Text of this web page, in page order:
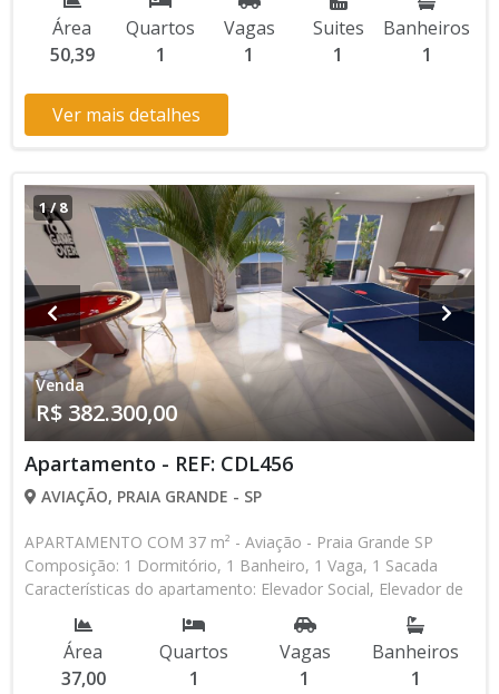
Individual, Piscina, Sauna, Salão de Jogos, Salão de Festas,
Espaço Kids, Espaço Gourmet, Academia, Churrasqueira
Aceita Financiamento Bancário Lançamento, Em Obras
valores e disponibilidade podem ser alterados sem prévio
aviso. Favor verificar entrando em contato com nossa equipe
Área
50,39
Quartos
1
Vagas
1
Suites
1
Banheiros
1
Ver mais detalhes
1/8
Venda
R$ 382.300,00
Apartamento - REF: CDL456
AVIAÇÃO, PRAIA GRANDE - SP
APARTAMENTO COM 37 m² - Aviação - Praia Grande SP
Composição: 1 Dormitório, 1 Banheiro, 1 Vaga, 1 Sacada
Características do apartamento: Elevador Social, Elevador de
Serviço, Portão Automático, Lavanderia, Piscina, Piscina
Infantil, Salão de Jogos, Espaço Kids Aceita Financiamento
Direto com a Construtora Lançamento, Em Obras * Os
valores e disponibilidade podem ser alterados sem prévio
Área
37,00
Quartos
1
Vagas
1
Banheiros
1